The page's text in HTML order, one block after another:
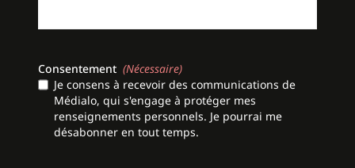
Consentement (Nécessaire)
Je consens à recevoir des communications de
Médialo, qui s'engage à protéger mes
renseignements personnels. Je pourrai me
désabonner en tout temps.